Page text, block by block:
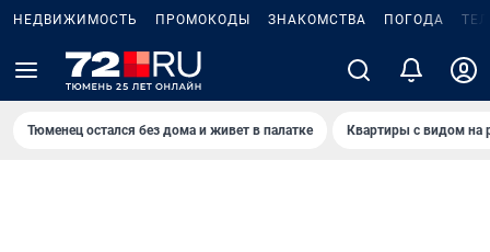
НЕДВИЖИМОСТЬ ПРОМОКОДЫ ЗНАКОМСТВА ПОГОДА
Тюменец остался без дома и живет в палатке Квартиры с видом на